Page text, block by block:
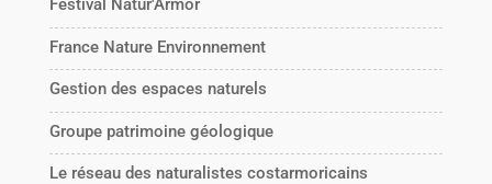
Festival Natur'Armor
France Nature Environnement
Gestion des espaces naturels
Groupe patrimoine géologique
Le réseau des naturalistes costarmoricains